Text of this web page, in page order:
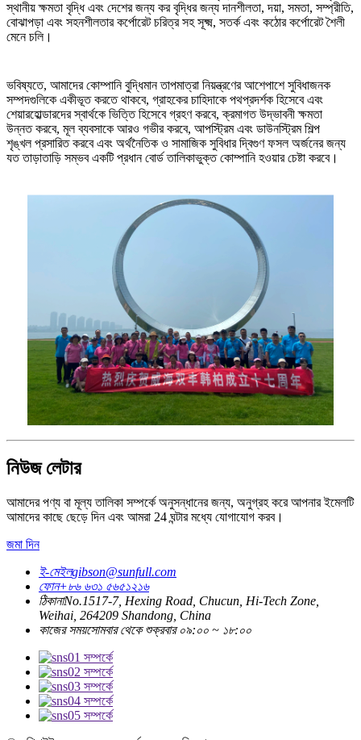
স্থানীয় ক্ষমতা বৃদ্ধি এবং দেশের জন্য কর বৃদ্ধির জন্য দানশীলতা, দয়া, সমতা, সম্প্রীতি,
বোঝাপড়া এবং সহনশীলতার কর্পোরেট চরিত্র সহ সূক্ষ্ম, সতর্ক এবং কঠোর কর্পোরেট শৈলী
মেনে চলি।
ভবিষ্যতে, আমাদের কোম্পানি বুদ্ধিমান তাপমাত্রা নিয়ন্ত্রণের আশেপাশে সুবিধাজনক
সম্পদগুলিকে একীভূত করতে থাকবে, গ্রাহকের চাহিদাকে পথপ্রদর্শক হিসেবে এবং
শেয়ারহোল্ডারদের স্বার্থকে ভিত্তি হিসেবে গ্রহণ করবে, ক্রমাগত উদ্ভাবনী ক্ষমতা
উন্নত করবে, মূল ব্যবসাকে আরও গভীর করবে, আপস্ট্রিম এবং ডাউনস্ট্রিম শিল্প
শৃঙ্খল প্রসারিত করবে এবং অর্থনৈতিক ও সামাজিক সুবিধার দ্বিগুণ ফসল অর্জনের জন্য
যত তাড়াতাড়ি সম্ভব একটি প্রধান বোর্ড তালিকাভুক্ত কোম্পানি হওয়ার চেষ্টা করবে।
নিউজ লেটার
আমাদের পণ্য বা মূল্য তালিকা সম্পর্কে অনুসন্ধানের জন্য, অনুগ্রহ করে আপনার ইমেলটি
আমাদের কাছে ছেড়ে দিন এবং আমরা 24 ঘন্টার মধ্যে যোগাযোগ করব।
জমা দিন
ই-মেইলgibson@sunfull.com
ফোন+৮৬ ৬৩১ ৫৬৫১২১৬
ঠিকানাNo.1517-7, Hexing Road, Chucun, Hi-Tech Zone,
Weihai, 264209 Shandong, China
কাজের সময়সোমবার থেকে শুক্রবার ০৯:০০ ~ ১৮:০০